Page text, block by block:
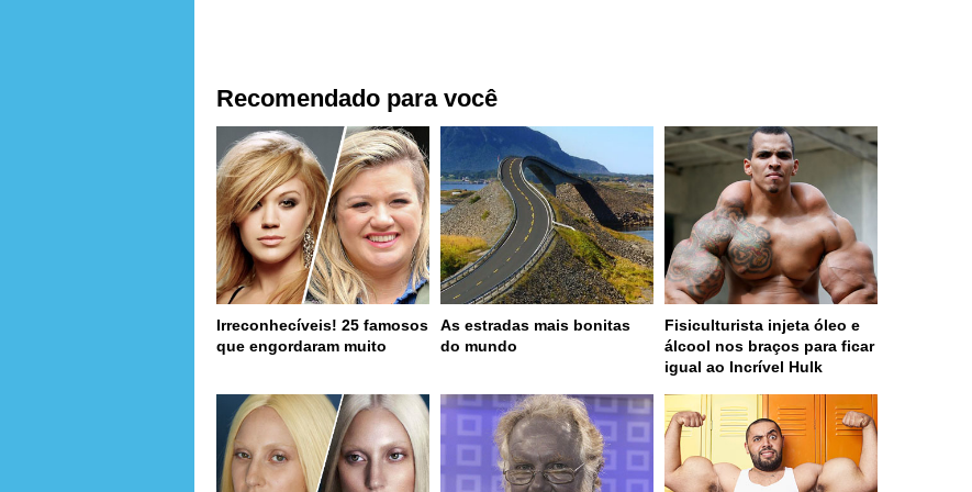
Recomendado para você
Irreconhecíveis! 25 famosos
que engordaram muito
As estradas mais bonitas
do mundo
Fisiculturista injeta óleo e
álcool nos braços para ficar
igual ao Incrível Hulk